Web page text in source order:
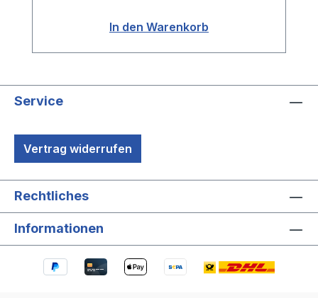
In den Warenkorb
Service
Vertrag widerrufen
Rechtliches
Informationen